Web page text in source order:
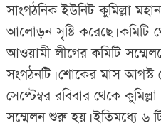
সাংগঠনিক ইউনিট কুমিল্লা
আলোড়ন সৃষ্টি করেছে। কমিটি
আওয়ামী লীগের কমিটি
সংগঠনটি। শোকের মাস
সেপ্টেম্বর রবিবার থেকে
সম্মেলন শুরু হয়। ইতিমধ্যে ৬